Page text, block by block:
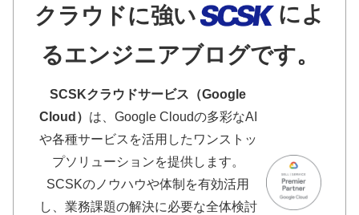
クラウドに強い
によ
るエンジニアブログです。
SCSKクラウドサービス（Google
Cloud） は、Google Cloudの多彩なAI
や各種サービスを活用したワンストッ
プソリューションを提供します。
SCSKのノウハウや体制を有効活用
し、業務課題の解決に必要な全体検討